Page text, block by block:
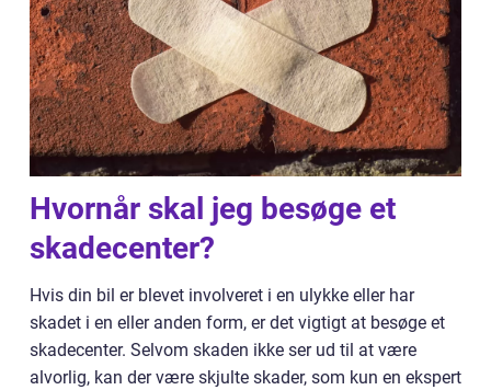
Hvornår skal jeg besøge et
skadecenter?
Hvis din bil er blevet involveret i en ulykke eller har
skadet i en eller anden form, er det vigtigt at besøge et
skadecenter. Selvom skaden ikke ser ud til at være
alvorlig, kan der være skjulte skader, som kun en ekspert